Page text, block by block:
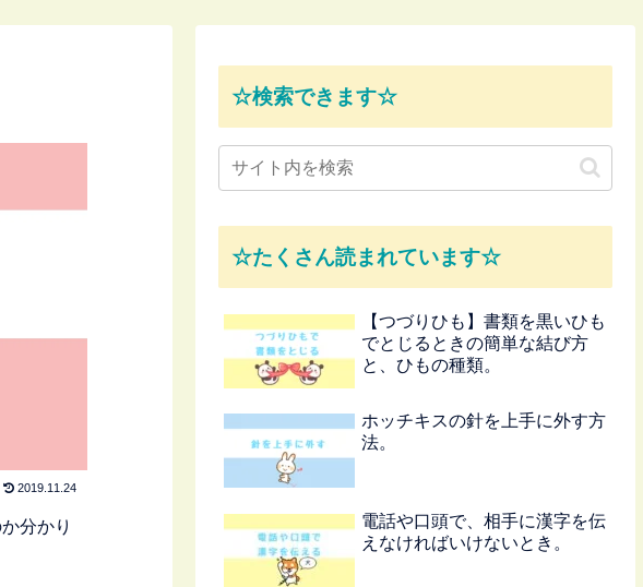
2019.11.24
分かり
☆検索できます☆
☆たくさん読まれています☆
【つづりひも】書類を黒いひも
でとじるときの簡単な結び方
と、ひもの種類。
ホッチキスの針を上手に外す方
法。
電話や口頭で、相手に漢字を伝
えなければいけないとき。